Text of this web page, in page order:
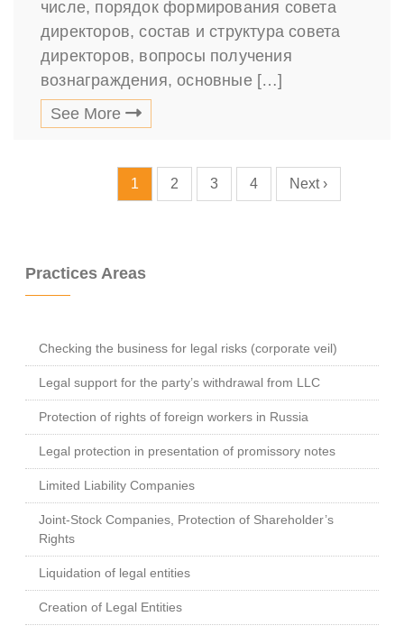
числе, порядок формирования совета
директоров, состав и структура совета
директоров, вопросы получения
вознаграждения, основные […]
See More
1 2 3 4 Next ›
Practices Areas
Checking the business for legal risks (corporate veil)
Legal support for the party’s withdrawal from LLC
Protection of rights of foreign workers in Russia
Legal protection in presentation of promissory notes
Limited Liability Companies
Joint-Stock Companies, Protection of Shareholder’s
Rights
Liquidation of legal entities
Creation of Legal Entities